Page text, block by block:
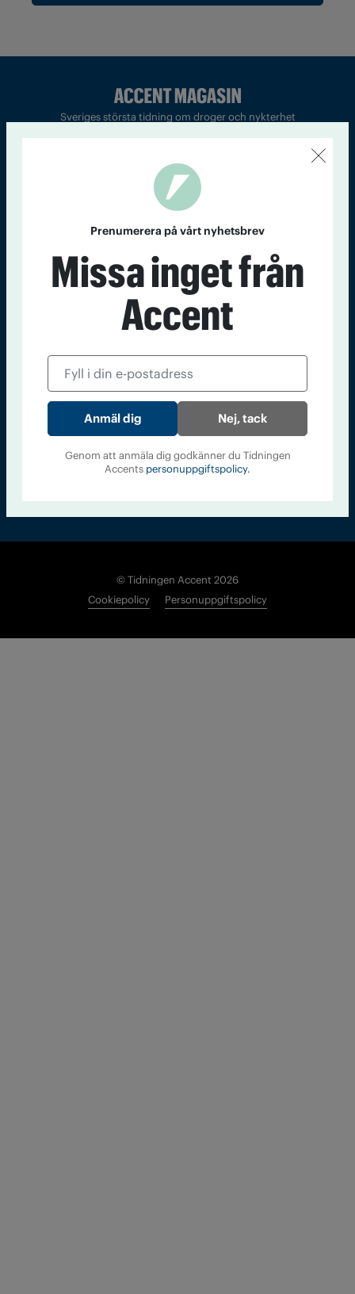
Sveriges största tidning om droger och nykterhet
Tidningen Accent, A4, Bondegatan 21, 116 33 Stockholm
accent@iogt.se
Chefredaktör och ansvarig utgivare: Barbro Janson Lundkvist,
barbro@a4.se.
Tidningsarkiv
Läs tidigare
nummer av
© Tidningen Accent 2026
Cookiepolicy
Personuppgiftspolicy
Prenumerera på vårt nyhetsbrev
Missa inget från
Accent
Nej, tack
Genom att anmäla dig godkänner du Tidningen
Accents personuppgiftspolicy.